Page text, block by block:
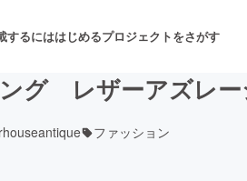
するにははじめるプロジェクトをさがす
ング レザーアズレ
ファッション